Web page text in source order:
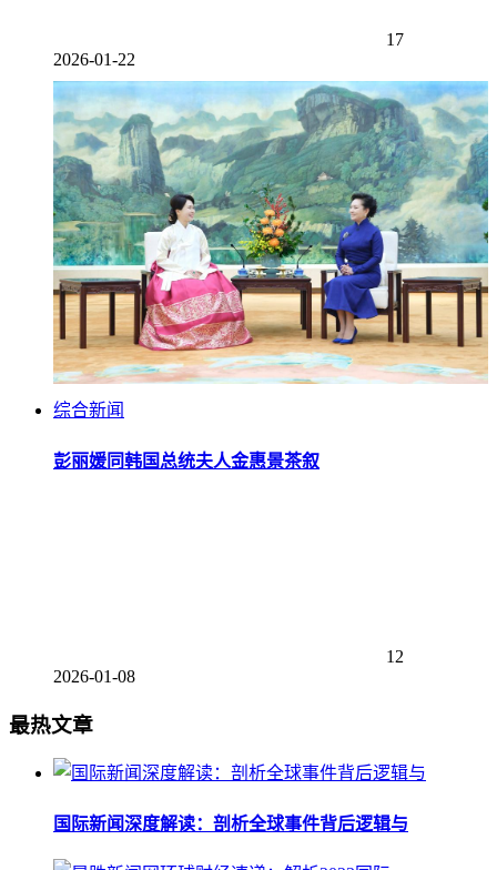
17
2026-01-22
综合新闻
彭丽媛同韩国总统夫人金惠景茶叙
12
2026-01-08
最热文章
国际新闻深度解读：剖析全球事件背后逻辑与